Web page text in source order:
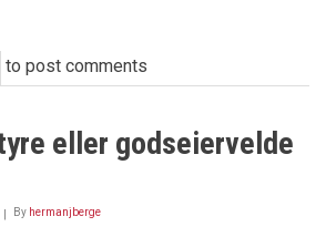
to post comments
eller godseiervelde
By hermanjberge